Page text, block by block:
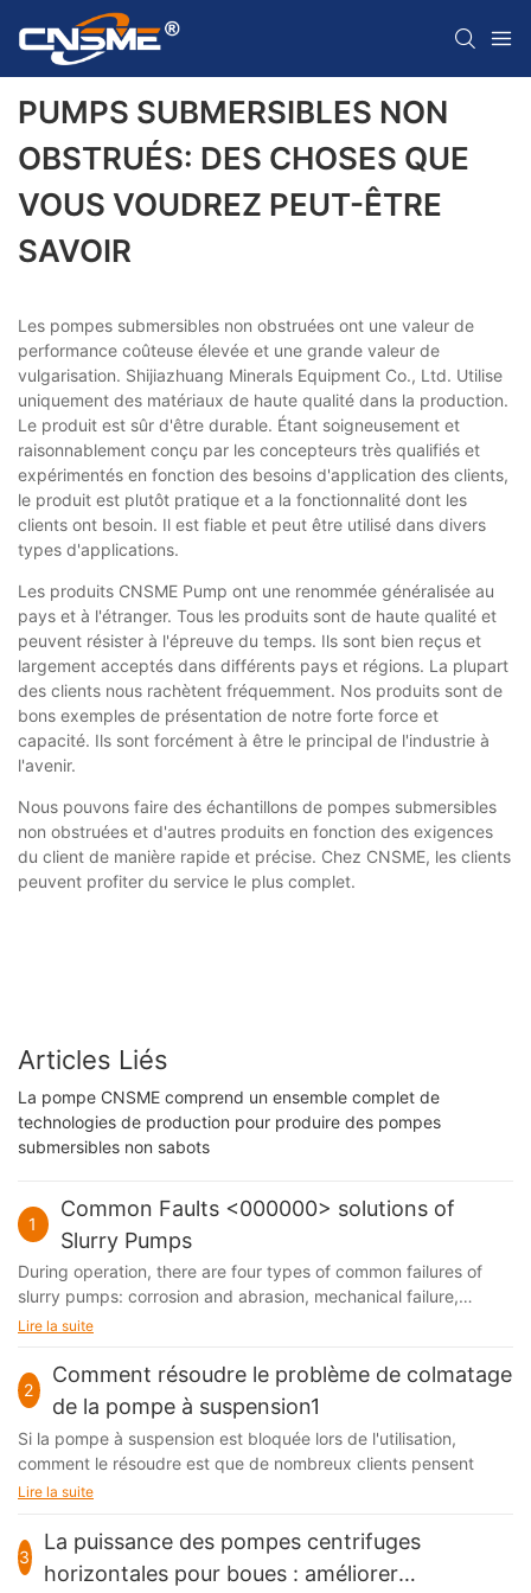
PUMPS SUBMERSIBLES NON
OBSTRUÉS: DES CHOSES QUE
VOUS VOUDREZ PEUT-ÊTRE
SAVOIR
Les pompes submersibles non obstruées ont une valeur de
performance coûteuse élevée et une grande valeur de
vulgarisation. Shijiazhuang Minerals Equipment Co., Ltd. Utilise
uniquement des matériaux de haute qualité dans la production.
Le produit est sûr d'être durable. Étant soigneusement et
raisonnablement conçu par les concepteurs très qualifiés et
expérimentés en fonction des besoins d'application des clients,
le produit est plutôt pratique et a la fonctionnalité dont les
clients ont besoin. Il est fiable et peut être utilisé dans divers
types d'applications.
Les produits CNSME Pump ont une renommée généralisée au
pays et à l'étranger. Tous les produits sont de haute qualité et
peuvent résister à l'épreuve du temps. Ils sont bien reçus et
largement acceptés dans différents pays et régions. La plupart
des clients nous rachètent fréquemment. Nos produits sont de
bons exemples de présentation de notre forte force et
capacité. Ils sont forcément à être le principal de l'industrie à
l'avenir.
Nous pouvons faire des échantillons de pompes submersibles
non obstruées et d'autres produits en fonction des exigences
du client de manière rapide et précise. Chez CNSME, les clients
peuvent profiter du service le plus complet.
Articles Liés
La pompe CNSME comprend un ensemble complet de
technologies de production pour produire des pompes
submersibles non sabots
1
Common Faults <000000> solutions of
Slurry Pumps
During operation, there are four types of common failures of
slurry pumps​: corrosion and abrasion, mechanical failure,
performance failure and shaft sealing failure. These four types
Lire la suite
2
Comment résoudre le problème de colmatage
de la pompe à suspension1
Si la pompe à suspension est bloquée lors de l'utilisation,
comment le résoudre est que de nombreux clients pensent
Lire la suite
3
La puissance des pompes centrifuges
horizontales pour boues : améliorer